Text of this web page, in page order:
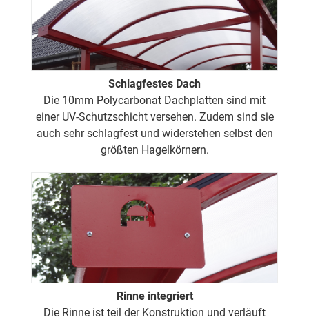
Schlagfestes Dach
Die 10mm Polycarbonat Dachplatten sind mit
einer UV-Schutzschicht versehen. Zudem sind sie
auch sehr schlagfest und widerstehen selbst den
größten Hagelkörnern.
Rinne integriert
Die Rinne ist teil der Konstruktion und verläuft